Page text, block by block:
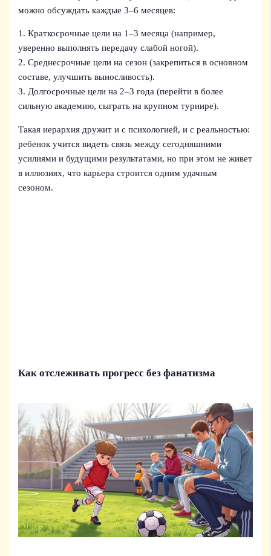
можно обсуждать каждые 3–6 месяцев:
1. Краткосрочные цели на 1–3 месяца (например,
уверенно выполнять передачу слабой ногой).
2. Среднесрочные цели на сезон (закрепиться в основном
составе, улучшить выносливость).
3. Долгосрочные цели на 2–3 года (перейти в более
сильную академию, сыграть на крупном турнире).
Такая иерархия дружит и с психологией, и с реальностью:
ребенок учится видеть связь между сегодняшними
усилиями и будущими результатами, но при этом не живет
в иллюзиях, что карьера строится одним удачным
сезоном.
Как отслеживать прогресс без фанатизма